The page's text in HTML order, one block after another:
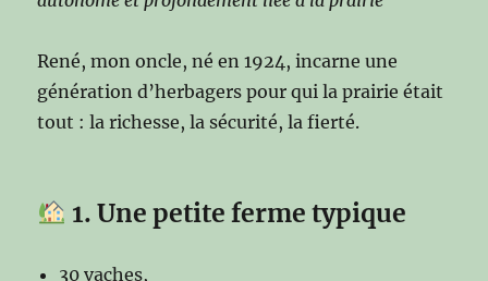
René, mon oncle, né en 1924, incarne une
génération d’herbagers pour qui la prairie était
tout : la richesse, la sécurité, la fierté.
1. Une petite ferme typique
30 vaches,